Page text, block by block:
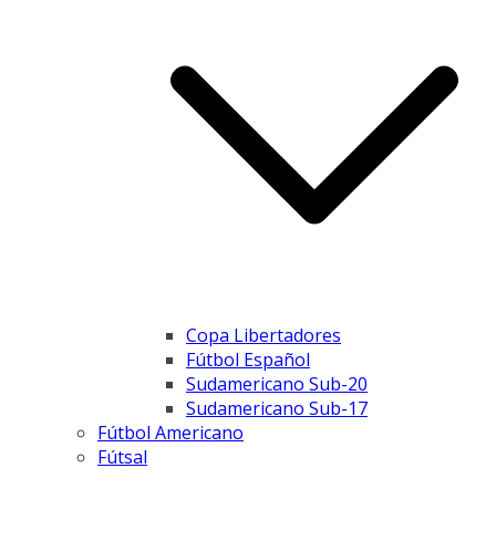
Copa Libertadores
Fútbol Español
Sudamericano Sub-20
Sudamericano Sub-17
Fútbol Americano
Fútsal